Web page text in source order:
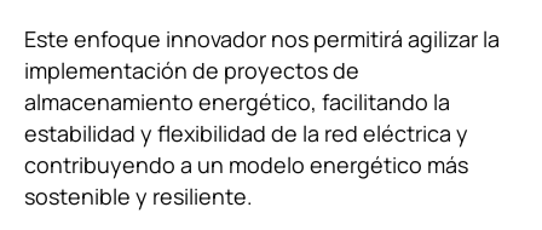
Este enfoque innovador nos permitirá agilizar la
implementación de proyectos de
almacenamiento energético, facilitando la
estabilidad y flexibilidad de la red eléctrica y
contribuyendo a un modelo energético más
sostenible y resiliente.